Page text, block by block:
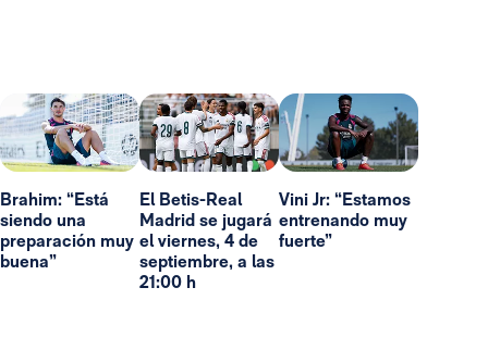
Brahim: “Está
siendo una
preparación muy
buena”
El Betis-Real
Madrid se jugará
el viernes, 4 de
septiembre, a las
21:00 h
Vini Jr: “Estamos
entrenando muy
fuerte”